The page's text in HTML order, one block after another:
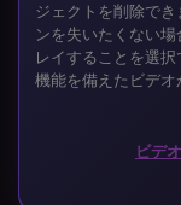
ジェクトを削除で
ンを失いたくない
レイすることを選
機能を備えたビデオ
ビデ